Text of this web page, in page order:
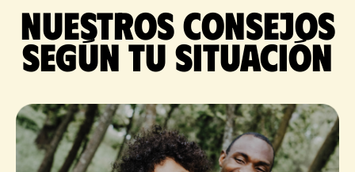
Nuestros consejos
según tu situación